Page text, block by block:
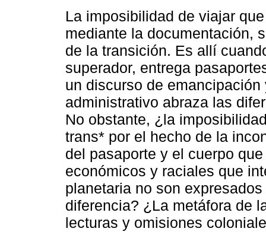
La imposibilidad de viajar
mediante la documentación,
de la transición. Es allí
superador, entrega
un discurso de
administrativo abraza las
No obstante, ¿la
trans* por el hecho de la
del pasaporte y el cuerpo
económicos y raciales que
planetaria no son
diferencia? ¿La metáfora de
lecturas y omisiones